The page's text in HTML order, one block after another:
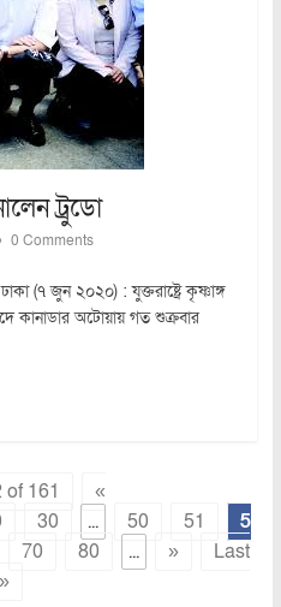
ট্রুডো
0 Comments
(৭ জুন ২০২০) : যুক্তরাষ্ট্রে কৃষ্ণাঙ্গ
কানাডার অটোয়ায় গত শুক্রবার
161
«
30 ... 50 51
5
70 80 ... »
Last
»